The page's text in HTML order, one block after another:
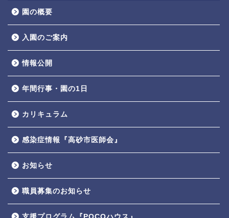
園の概要
入園のご案内
情報公開
年間行事・園の1日
カリキュラム
感染症情報『高砂市医師会』
お知らせ
職員募集のお知らせ